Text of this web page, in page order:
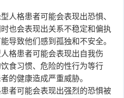
人格患者可能会表现出恐惧、
也会表现出关系不稳定和偏执
导致他们感到孤独和不安全。
格患者可能会表现出自我伤
食习惯、危险的性行为等行
的健康造成严重威胁。
者可能会表现出强烈的恐惧被